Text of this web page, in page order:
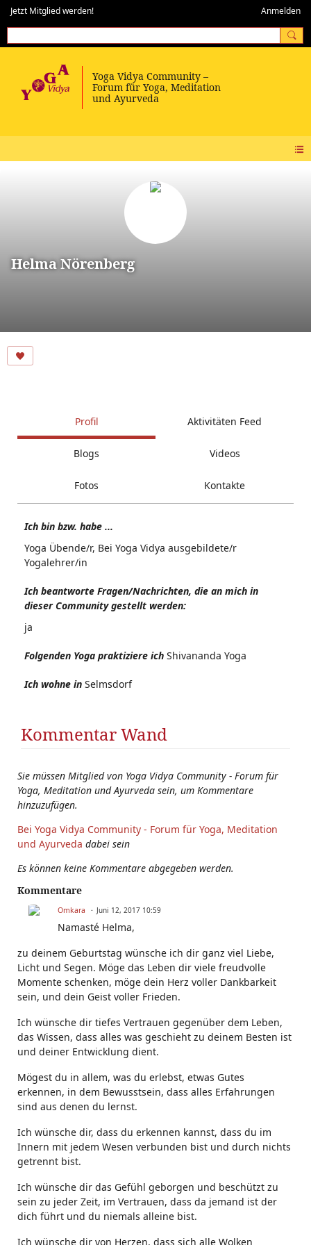
Jetzt Mitglied werden! Anmelden
Helma Nörenberg
Profil Aktivitäten Feed
Blogs Videos
Fotos Kontakte
Ich bin bzw. habe ...
Yoga Übende/r, Bei Yoga Vidya ausgebildete/r
Yogalehrer/in
Ich beantworte Fragen/Nachrichten, die an mich in
dieser Community gestellt werden:
ja
Folgenden Yoga praktiziere ich Shivananda Yoga
Ich wohne in Selmsdorf
Kommentar Wand
Sie müssen Mitglied von Yoga Vidya Community - Forum für
Yoga, Meditation und Ayurveda sein, um Kommentare
hinzuzufügen.
Bei Yoga Vidya Community - Forum für Yoga, Meditation
und Ayurveda dabei sein
Es können keine Kommentare abgegeben werden.
Kommentare
Omkara Juni 12, 2017 10:59
Namasté Helma,
zu deinem Geburtstag wünsche ich dir ganz viel Liebe,
Licht und Segen. Möge das Leben dir viele freudvolle
Momente schenken, möge dein Herz voller Dankbarkeit
sein, und dein Geist voller Frieden.
Ich wünsche dir tiefes Vertrauen gegenüber dem Leben,
das Wissen, dass alles was geschieht zu deinem Besten ist
und deiner Entwicklung dient.
Mögest du in allem, was du erlebst, etwas Gutes
erkennen, in dem Bewusstsein, dass alles Erfahrungen
sind aus denen du lernst.
Ich wünsche dir, dass du erkennen kannst, dass du im
Innern mit jedem Wesen verbunden bist und durch nichts
getrennt bist.
Ich wünsche dir das Gefühl geborgen und beschützt zu
sein zu jeder Zeit, im Vertrauen, dass da jemand ist der
dich führt und du niemals alleine bist.
Ich wünsche dir von Herzen, dass sich alle Wolken